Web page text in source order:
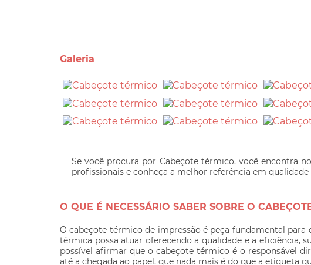
Galeria
Se você procura por Cabeçote térmico, você encontra
profissionais e conheça a melhor referência em
O QUE É NECESSÁRIO SABER SOBRE O
Ocabeçote térmico de impressão é peça fundamental
térmica possa atuar oferecendo a qualidade e a eficiência,
possível afirmar que o cabeçote térmico é o responsável
até a chegada ao papel, que nada mais é do que a etiqueta